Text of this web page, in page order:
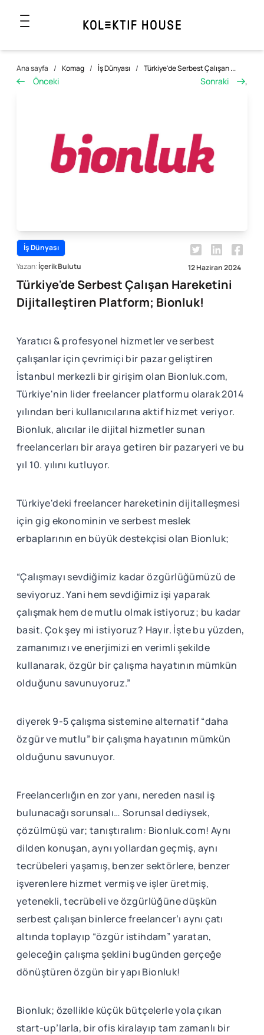
Ana sayfa / Komag / İş Dünyası / Türkiye'de Serbest Çalışan ...
Önceki Sonraki ,
İş Dünyası
Yazan:İçerik Bulutu 12 Haziran 2024
Türkiye'de Serbest Çalışan Hareketini
Dijitalleştiren Platform; Bionluk!
Yaratıcı & profesyonel hizmetler ve serbest
çalışanlar için çevrimiçi bir pazar geliştiren
İstanbul merkezli bir girişim olan Bionluk.com,
Türkiye'nin lider freelancer platformu olarak 2014
yılından beri kullanıcılarına aktif hizmet veriyor.
Bionluk, alıcılar ile dijital hizmetler sunan
freelancerları bir araya getiren bir pazaryeri ve bu
yıl 10. yılını kutluyor.
Türkiye'deki freelancer hareketinin dijitalleşmesi
için gig ekonominin ve serbest meslek
erbaplarının en büyük destekçisi olan Bionluk;
“Çalışmayı sevdiğimiz kadar özgürlüğümüzü de
seviyoruz. Yani hem sevdiğimiz işi yaparak
çalışmak hem de mutlu olmak istiyoruz; bu kadar
basit. Çok şey mi istiyoruz? Hayır. İşte bu yüzden,
zamanımızı ve enerjimizi en verimli şekilde
kullanarak, özgür bir çalışma hayatının mümkün
olduğunu savunuyoruz.”
diyerek 9-5 çalışma sistemine alternatif “daha
özgür ve mutlu” bir çalışma hayatının mümkün
olduğunu savunuyor.
Freelancerlığın en zor yanı, nereden nasıl iş
bulunacağı sorunsalı… Sorunsal dediysek,
çözülmüşü var; tanıştıralım: Bionluk.com! Aynı
dilden konuşan, aynı yollardan geçmiş, aynı
tecrübeleri yaşamış, benzer sektörlere, benzer
işverenlere hizmet vermiş ve işler üretmiş,
yetenekli, tecrübeli ve özgürlüğüne düşkün
serbest çalışan binlerce freelancer’ı aynı çatı
altında toplayıp “özgür istihdam” yaratan,
geleceğin çalışma şeklini bugünden gerçeğe
dönüştüren özgün bir yapı Bionluk!
Bionluk; özellikle küçük bütçelerle yola çıkan
start-up’larla, bir ofis kiralayıp tam zamanlı bir